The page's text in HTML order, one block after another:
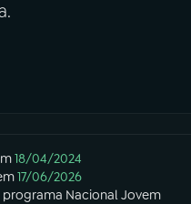
18/04/2024
17/06/2026
Nacional Jovem